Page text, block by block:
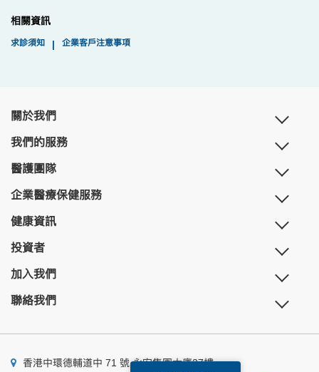
相關資訊
求診須知 | 企業客戶注意事項
關於我們
我們的服務
醫護團隊
企業醫療保健服務
健康資訊
投資者
加入我們
聯絡我們
香港中環德輔道中 71 號 永安集團大廈27樓